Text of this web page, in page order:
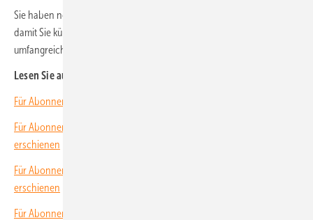
Sie haben noch kein Abonnement?
damit Sie künftig alle Hefte rechtzeitig ins Haus bekommen und unser
umfangreiches Archiv voll nutzen können.
Lesen Sie auch:
Für Abonnenten: Neues Themenheft über Solarmodule erschienen
Für Abonnenten: Neues Themenheft über Hybridgeneratoren
erschienen
Für Abonnenten: Neues Themenheft über effiziente Wartung
erschienen
Für Abonnenten: Neues Themenheft über Solarparks mit PPA